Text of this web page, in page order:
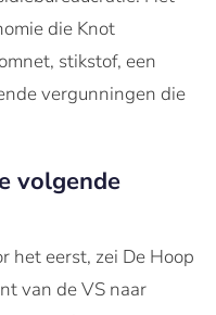
die Knot
stikstof, een
vergunningen die
volgende
het eerst, zei De Hoop
van de VS naar